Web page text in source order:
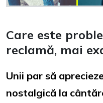
Care este
reclamă, mai
Unii par să
nostalgică la